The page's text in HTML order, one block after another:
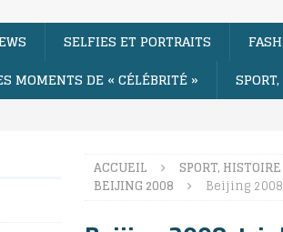
SELFIES ET PORTRAITS
MOMENTS DE « CÉLÉBRITÉ »
ACCUEIL SPORT,
BEIJING 2008
Beijing